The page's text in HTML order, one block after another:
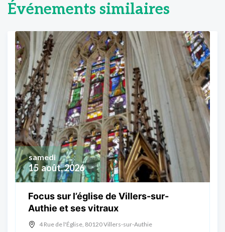
Événements similaires
15 août, 2026
samedi
Focus sur l’église de Villers-sur-
Authie et ses vitraux
4 Rue de l'Église, 80120 Villers-sur-Authie